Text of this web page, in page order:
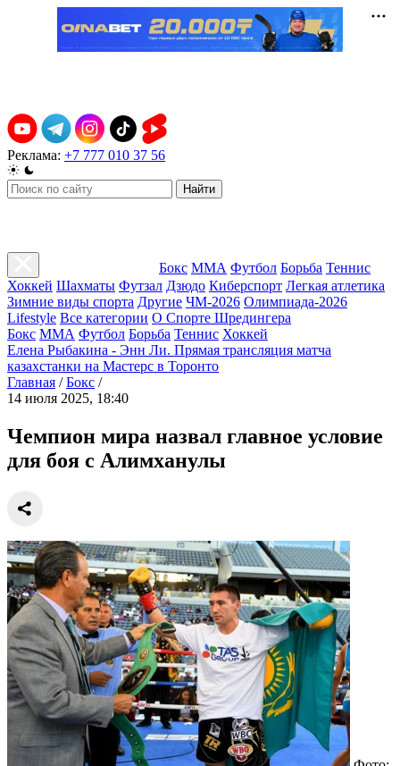
Реклама: +7 777 010 37 56
Найти
Бокс ММА Футбол Борьба Теннис
Хоккей Шахматы Футзал Дзюдо Киберспорт Легкая атлетика
Зимние виды спорта Другие ЧМ-2026 Олимпиада-2026
Lifestyle Все категории О Спорте Шредингера
Бокс ММА Футбол Борьба Теннис Хоккей
Елена Рыбакина - Энн Ли. Прямая трансляция матча
казахстанки на Мастерс в Торонто
Главная / Бокс /
14 июля 2025, 18:40
Чемпион мира назвал главное условие
для боя с Алимханулы